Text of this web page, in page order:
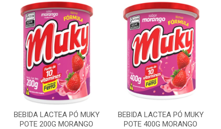
BEBIDA LACTEA PÓ MUKY
POTE 200G MORANGO
BEBIDA LACTEA PÓ MUKY
POTE 400G MORANGO